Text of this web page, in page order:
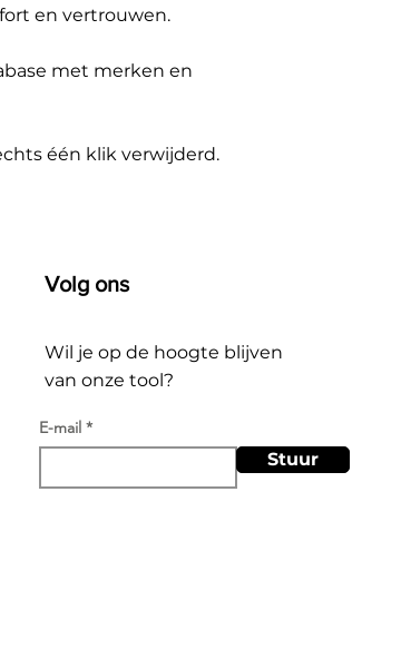
en vertrouwen.
met merken en
één klik verwijderd.
Volg ons
Wil je op de hoogte blijven
van onze tool?
E-mail
Stuur